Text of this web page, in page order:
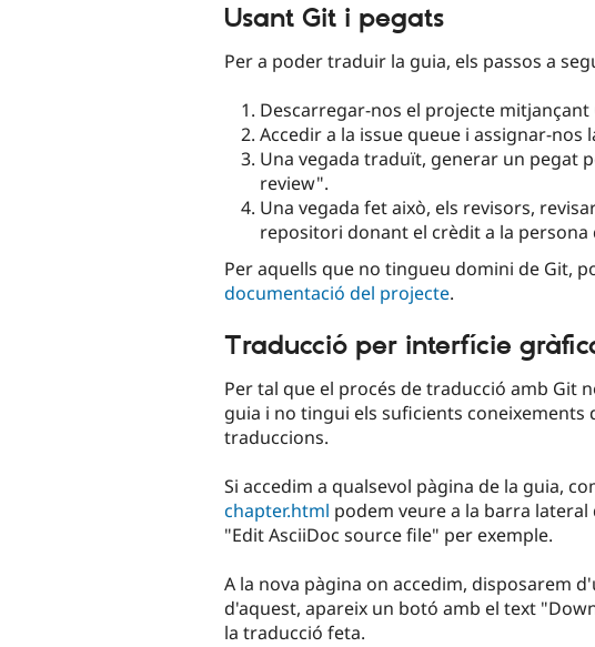
Usant Git i pegats
Per a poder traduir la guia, els passos a
Descarregar-nos el projecte mitjançant
Accedir a la issue queue i assignar-
Una vegada traduït, generar un pegat
review".
Una vegada fet això, els revisors,
repositori donant el crèdit a la persona
Per aquells que no tingueu domini de Git,
documentació del projecte.
Traducció per interfície
Per tal que el procés de traducció amb Git
guia i no tingui els suficients
traduccions.
Si accedim a qualsevol pàgina de la guia,
chapter.html podem veure a la barra
"Edit AsciiDoc source file" per exemple.
A la nova pàgina on accedim, disposarem
d'aquest, apareix un botó amb el text
la traducció feta.